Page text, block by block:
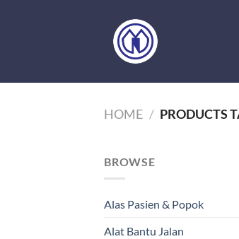
HOME / PRODUCTS
BROWSE
Alas Pasien & Popok
Alat Bantu Jalan